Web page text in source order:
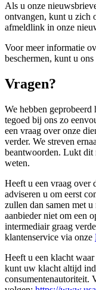
Als u onze
ontvangen, kunt u zich
afmeldlink in onze
Voor meer informatie
beschermen, kunt u ons
Vragen?
We hebben
tegoed bij ons zo
een vraag over onze
verder. We streven
beantwoorden. Lukt dit
weten.
Heeft u een vraag over
adviseren u om eerst
zullen dan samen met
aanbieder niet om een
intermediair graag
klantenservice via onze
Heeft u een klacht
kunt uw klacht altijd
consumentenautoriteit.